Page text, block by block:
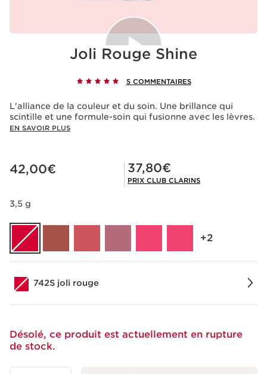
La lecture de cette vidéo entraîne le dépôt de cookies
de la part de Youtube, ayant pour finalité le
fonctionnement du service ainsi que la publicité
Si vous souhaitez lire la vidéo, vous devez donner votre
accord en cliquant ci-dessous.
Lire la video
Joli Rouge Shine
5 COMMENTAIRES
L'alliance de la couleur et du soin. Une brillance qui
scintille et une formule-soin qui fusionne avec les lèvres.
EN SAVOIR PLUS
Nouveau prix 42,00€
42,00€ Prix Club Clarins 37,80€
37,80€
PRIX CLUB CLARINS
3,5 g
‎+2
742S joli rouge
Désolé, ce produit est actuellement en rupture
de stock.